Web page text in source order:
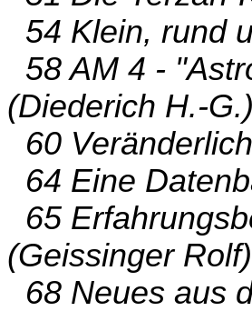
54 Klein, rund
58 AM 4 -
(Diederich H.-G.)
60
64 Eine
65
(Geissinger Rolf)
68 Neues aus